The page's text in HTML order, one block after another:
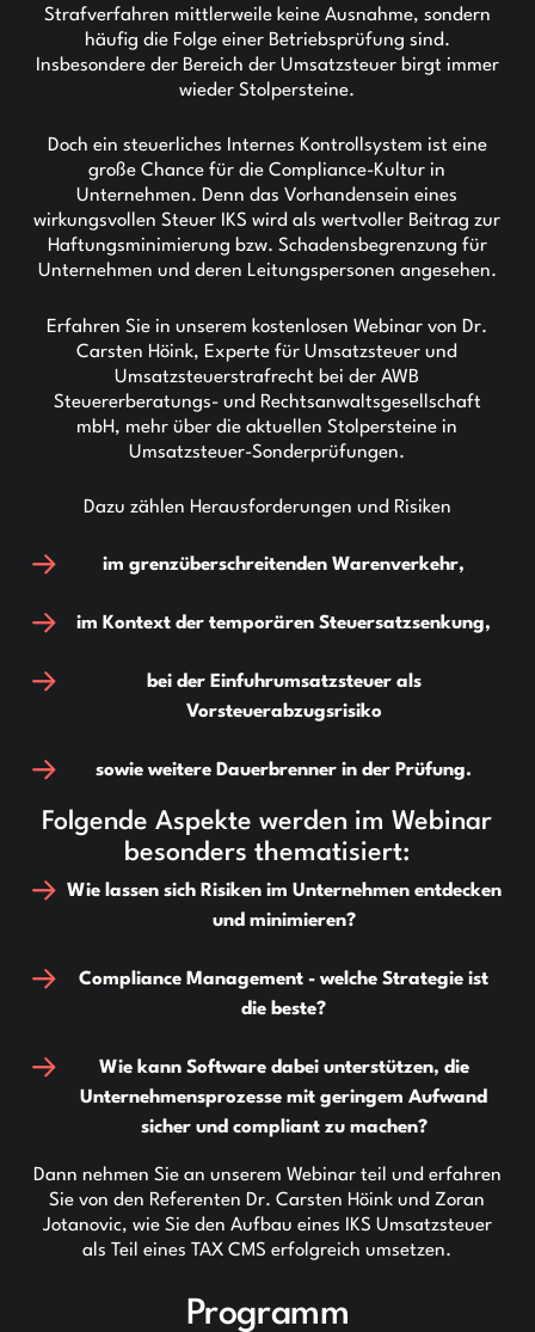
Strafverfahren mittlerweile keine Ausnahme, sondern
häufig die Folge einer Betriebsprüfung sind.
Insbesondere der Bereich der Umsatzsteuer birgt immer
wieder Stolpersteine.
Doch ein steuerliches Internes Kontrollsystem ist eine
große Chance für die Compliance-Kultur in
Unternehmen. Denn das Vorhandensein eines
wirkungsvollen Steuer IKS wird als wertvoller Beitrag zur
Haftungsminimierung bzw. Schadensbegrenzung für
Unternehmen und deren Leitungspersonen angesehen.
Erfahren Sie in unserem kostenlosen Webinar von Dr.
Carsten Höink, Experte für Umsatzsteuer und
Umsatzsteuerstrafrecht bei der AWB
Steuererberatungs- und Rechtsanwaltsgesellschaft
mbH, mehr über die aktuellen Stolpersteine in
Umsatzsteuer-Sonderprüfungen.
Dazu zählen Herausforderungen und Risiken
im grenzüberschreitenden Warenverkehr,
im Kontext der temporären Steuersatzsenkung,
bei der Einfuhrumsatzsteuer als
Vorsteuerabzugsrisiko
sowie weitere Dauerbrenner in der Prüfung.
Folgende Aspekte werden im Webinar
besonders thematisiert:
Wie lassen sich Risiken im Unternehmen entdecken
und minimieren?
Compliance Management - welche Strategie ist
die beste?
Wie kann Software dabei unterstützen, die
Unternehmensprozesse mit geringem Aufwand
sicher und compliant zu machen?
Dann nehmen Sie an unserem Webinar teil und erfahren
Sie von den Referenten Dr. Carsten Höink und Zoran
Jotanovic, wie Sie den Aufbau eines IKS Umsatzsteuer
als Teil eines TAX CMS erfolgreich umsetzen.
Programm